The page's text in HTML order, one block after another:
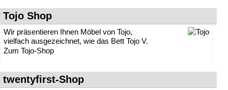
Tojo Shop
Wir präsentieren Ihnen Möbel von Tojo,
vielfach ausgezeichnet, wie das Bett Tojo V.
Zum Tojo-Shop
twentyfirst-Shop